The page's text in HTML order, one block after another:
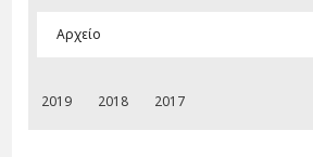
Αρχείο
2019 2018 2017